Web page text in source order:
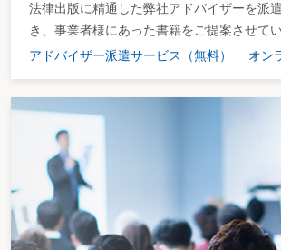
法律出版に精通した弊社アドバイザーを派
き、事業者様にあった書籍をご提案させて
アドバイザー派遣サービス（無料）
オン